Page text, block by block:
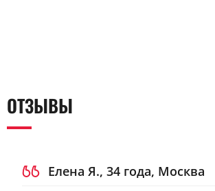
ОТЗЫВЫ
Елена Я., 34 года, Москва